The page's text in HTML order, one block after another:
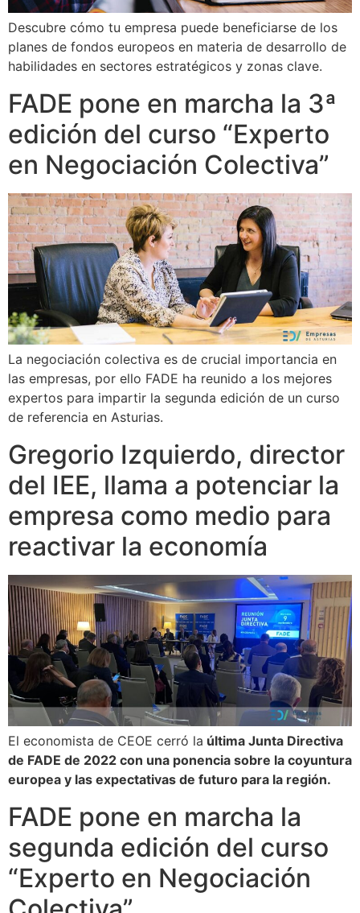
Descubre cómo tu empresa puede beneficiarse de los
planes de fondos europeos en materia de desarrollo de
habilidades en sectores estratégicos y zonas clave.
FADE pone en marcha la 3ª
edición del curso “Experto
en Negociación Colectiva”
La negociación colectiva es de crucial importancia en
las empresas, por ello FADE ha reunido a los mejores
expertos para impartir la segunda edición de un curso
de referencia en Asturias.
Gregorio Izquierdo, director
del IEE, llama a potenciar la
empresa como medio para
reactivar la economía
El economista de CEOE cerró la última Junta Directiva
de FADE de 2022 con una ponencia sobre la coyuntura
europea y las expectativas de futuro para la región.
FADE pone en marcha la
segunda edición del curso
“Experto en Negociación